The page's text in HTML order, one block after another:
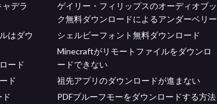
デラ
はダウ
ード
ド
ゲイリー・フィリップスのオーディオブッ
ク無料ダウンロードによるアンダーベリー
シェルビーフォント無料ダウンロード
Minecraftがリモートファイルをダウンロ
ードできない
祖先アプリのダウンロードが進まない
PDFプルーフモーをダウンロードする方法